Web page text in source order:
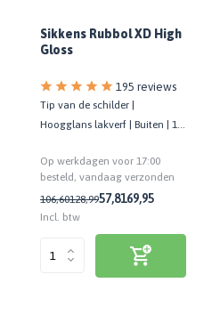
Sikkens Rubbol XD High
Gloss
195 reviews
Tip van de schilder |
Hoogglans lakverf | Buiten | 10
Op werkdagen voor 17:00
besteld, vandaag verzonden
106,60128,9957,8169,95
Incl. btw